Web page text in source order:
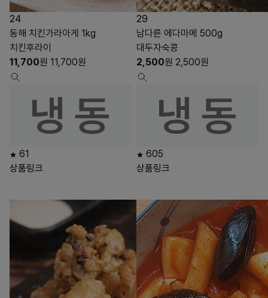
24
동해 치킨가라아게 1kg
치킨후라이
11,700원 11,700원
61
상품링크
29
남다른 에다마메 500g
대두자숙콩
2,500원 2,500원
605
상품링크